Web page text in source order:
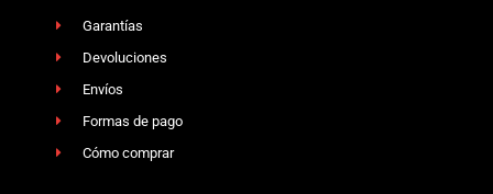
Garantías
Devoluciones
Envíos
Formas de pago
Cómo comprar